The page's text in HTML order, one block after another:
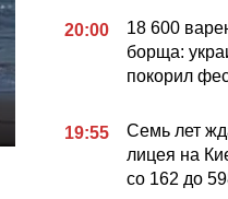
20:00
18 600
борща:
покорил
19:55
Семь лет
лицея на
со 162 до